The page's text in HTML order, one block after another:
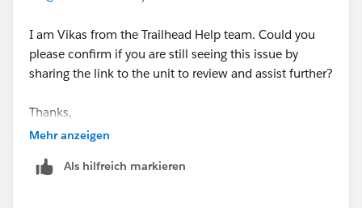
I am Vikas from the Trailhead Help team. Could you
please confirm if you are still seeing this issue by
sharing the link to the unit to review and assist further?
Thanks,
B Vikas
++TrailheadHelpFollowUp
Mehr anzeigen
Als hilfreich markieren